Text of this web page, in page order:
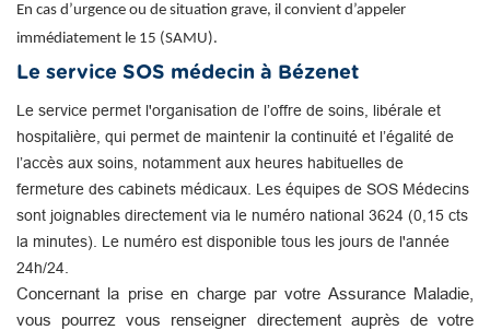
En cas d’urgence ou de situation grave, il convient d’appeler
immédiatement le 15 (SAMU).
Le service SOS médecin à Bézenet
Le service permet l'organisation de l’offre de soins, libérale et
hospitalière, qui permet de maintenir la continuité et l’égalité de
l’accès aux soins, notamment aux heures habituelles de
fermeture des cabinets médicaux. Les équipes de SOS Médecins
sont joignables directement via le numéro national 3624 (0,15 cts
la minutes). Le numéro est disponible tous les jours de l'année
24h/24.
Concernant la prise en charge par votre Assurance Maladie,
vous pourrez vous renseigner directement auprès de votre